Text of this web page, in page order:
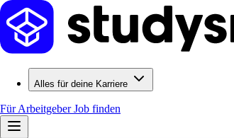
Alles für deine Karriere
Für ArbeitgeberJob finden